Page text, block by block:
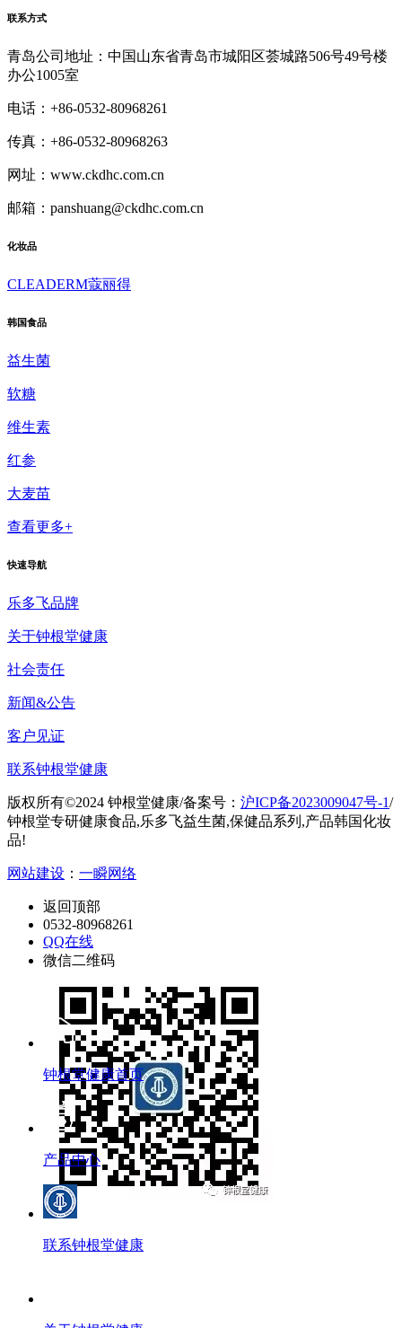
联系方式
青岛公司地址：中国山东省青岛市城阳区荟城路506号49号楼
办公1005室
电话：+86-0532-80968261
传真：+86-0532-80968263
网址：www.ckdhc.com.cn
邮箱：panshuang@ckdhc.com.cn
化妆品
CLEADERM蔻丽得
韩国食品
益生菌
软糖
维生素
红参
大麦苗
查看更多+
快速导航
乐多飞品牌
关于钟根堂健康
社会责任
新闻&公告
客户见证
联系钟根堂健康
版权所有©2024 钟根堂健康/备案号： 沪ICP备2023009047号-1/
钟根堂专研健康食品,乐多飞益生菌,保健品系列,产品韩国化妆
品!
网站建设 ： 一瞬网络
返回顶部
0532-80968261
QQ在线
微信二维码
钟根堂健康首页
产品中心
联系钟根堂健康